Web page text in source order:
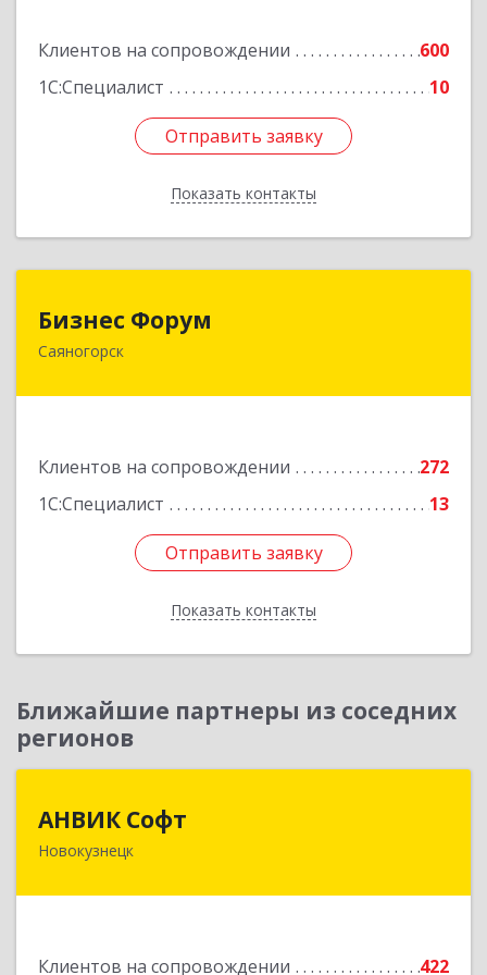
Клиентов на сопровождении
600
1С:Специалист
10
Отправить заявку
Показать контакты
Отправить заявку
Назад
Бизнес Форум
Саяногорск
Клиентов на сопровождении
272
1С:Специалист
13
Отправить заявку
Показать контакты
655603, Хакасия Респ, Саяногорск г, Советский
Отправить заявку
Назад
Ближайшие партнеры из соседних
регионов
АНВИК Софт
Новокузнецк
Клиентов на сопровождении 422
654079, Кемеровская область - Кузбасс,